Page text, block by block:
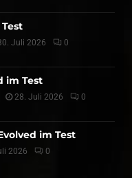
Juli 2026 0
im Test
28. Juli 2026 0
im Test
2026 0